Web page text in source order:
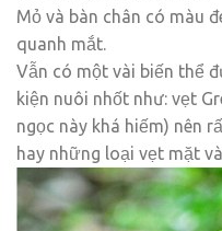
Mỏ và bàn chân có màu
quanh mắt.
Vẫn có một vài biến thể
kiện nuôi nhốt như: vẹt
ngọc này khá hiếm) nên
hay những loại vẹt mặt